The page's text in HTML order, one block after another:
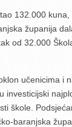
132.000 kuna,
županija
od 32.000
učenicima i
investicijski
škole.
baranjska